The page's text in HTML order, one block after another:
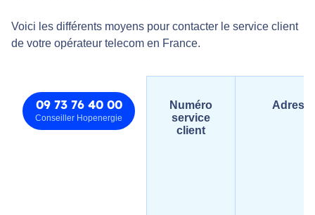
Voici les différents moyens pour contacter le service client
de votre opérateur telecom en France.
09 73 76 40 00
Conseiller Hopenergie
Numéro
service
client